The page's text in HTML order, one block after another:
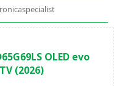
OLED evo
(2026)